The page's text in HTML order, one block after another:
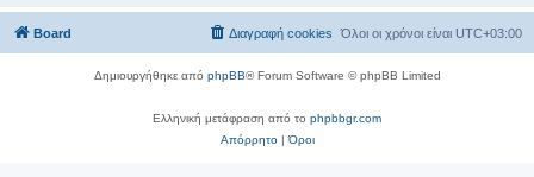
σ
Board Όλοι οι χρόνοι είναι UTC+03:00
Διαγραφή cookies
Δημιουργήθηκε από phpBB® Forum Software © phpBB Limited
Ελληνική μετάφραση από το phpbbgr.com
Απόρρητο|Όροι